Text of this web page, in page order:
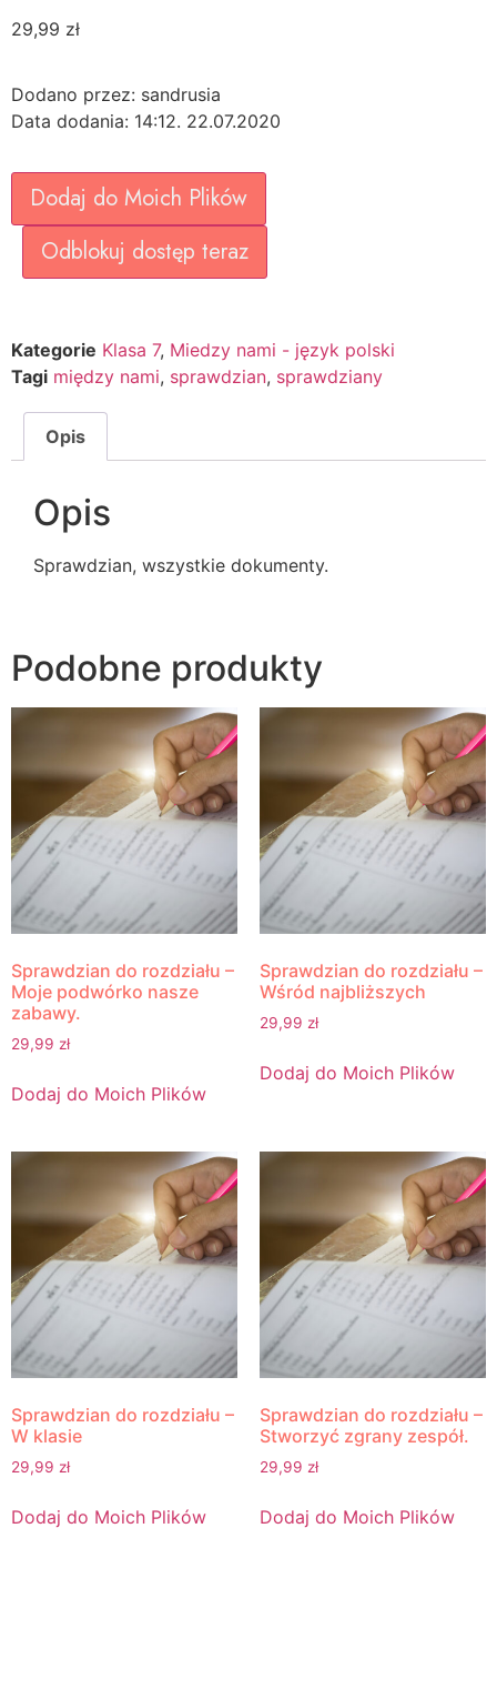
29,99 zł
Dodano przez: sandrusia
Data dodania: 14:12. 22.07.2020
Dodaj do Moich Plików
Odblokuj dostęp teraz
Kategorie Klasa 7, Miedzy nami - język polski
Tagi między nami, sprawdzian, sprawdziany
Opis
Opis
Sprawdzian, wszystkie dokumenty.
Podobne produkty
Sprawdzian do rozdziału –
Moje podwórko nasze
zabawy.
29,99 zł
Dodaj do Moich Plików
Sprawdzian do rozdziału –
Wśród najbliższych
29,99 zł
Dodaj do Moich Plików
Sprawdzian do rozdziału –
W klasie
29,99 zł
Dodaj do Moich Plików
Sprawdzian do rozdziału –
Stworzyć zgrany zespół.
29,99 zł
Dodaj do Moich Plików